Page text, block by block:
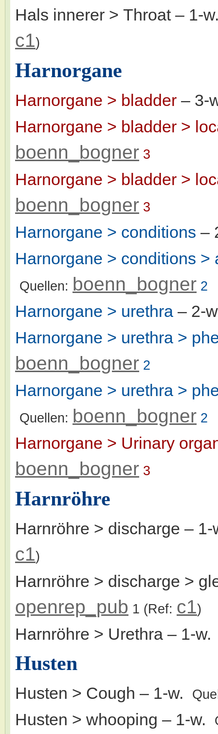
Hals innerer > Throat– 1-
c1)
Harnorgane
Harnorgane > bladder – 3-
Harnorgane > bladder >
boenn_bogner 3
Harnorgane > bladder >
boenn_bogner 3
Harnorgane > conditions –
Harnorgane > conditions >
Quellen: boenn_bogner 2
Harnorgane > urethra – 2-
Harnorgane > urethra >
boenn_bogner 2
Harnorgane > urethra >
Quellen: boenn_bogner 2
Harnorgane > Urinary
boenn_bogner 3
Harnröhre
Harnröhre > discharge –
c1)
Harnröhre > discharge >
openrep_pub 1 (Ref: c1)
Harnröhre > Urethra – 1-
Husten
Husten > Cough – 1-w.
Husten > whooping – 1-w.